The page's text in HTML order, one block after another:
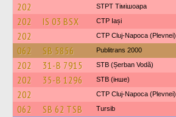
202 STPT Тімішоара
202 IS 03 BSX CTP Iași
202 CTP Cluj-Napoca (Plevnei)
062 SB 5856 Publitrans 2000
202 31-B 7915 STB (Șerban Vodă)
202 35-B 1296 STB (інше)
202 CTP Cluj-Napoca (Plevnei)
062 SB 62 TSB Tursib